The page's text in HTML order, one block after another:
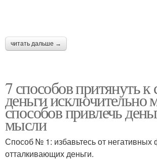
читать дальше →
7 способов притянуть к
деньги исключительно
способов привлечь
мысли
Способ № 1: избавьтесь от негативных
отталкивающих деньги.